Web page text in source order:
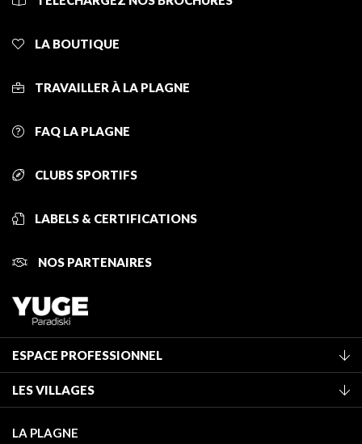
LA BOUTIQUE
TRAVAILLER À LA PLAGNE
FAQ LA PLAGNE
CLUBS SPORTIFS
LABELS & CERTIFICATIONS
NOS PARTENAIRES
ESPACE PROFESSIONNEL
Classement des meublés
Taxe de séjour
LES VILLAGES
Montchavin - Les Coches
LA PLAGNE